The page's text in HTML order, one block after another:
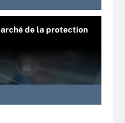
de la protection